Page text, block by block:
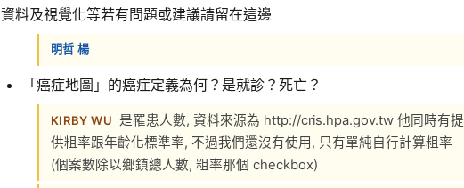
資料及視覺化等若有問題或建議請留在這邊
明哲 楊
「癌症地圖」的癌症定義為何？是就診？死亡？
KIRBY WU 是罹患人數, 資料來源為 http://cris.hpa.gov.tw 他同時有提
供粗率跟年齡化標準率, 不過我們還沒有使用, 只有單純自行計算粗率
(個案數除以鄉鎮總人數, 粗率那個 checkbox)